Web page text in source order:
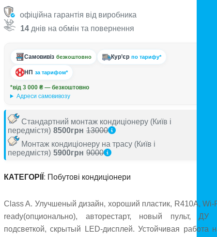
офіційна гарантія від виробника
14 днів на обмін та повернення
Самовивіз безкоштовно Кур’єр по тарифу*
НП за тарифом*
*від 3 000 ₴ — безкоштовно
Адреси самовивозу
Стандартний монтаж кондиціонеру (Київ і
передмістя) 8500грн 13000
Монтаж кондиціонеру на трасу (Київ і
передмістя) 5900грн 9000
КАТЕГОРІЇ : Побутові кондиціонери
Class A. Улучшеный дизайн, хороший пластик, R410A, Wi-
ready(опционально), авторестарт, новый пульт, ДУ
подсветкой, скрытый LED-дисплей. Устойчивая работа